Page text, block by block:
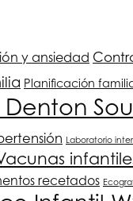
y ansiedad
Planificación
Laboratorio
recetados